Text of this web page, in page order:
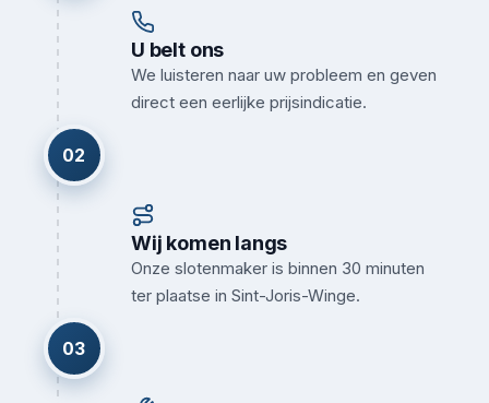
U belt ons
We luisteren naar uw probleem en geven
direct een eerlijke prijsindicatie.
02
Wij komen langs
Onze slotenmaker is binnen 30 minuten
ter plaatse in Sint-Joris-Winge.
03